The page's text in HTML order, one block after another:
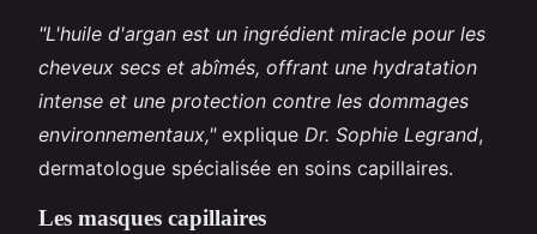
"L'huile d'argan est un ingrédient miracle pour les
cheveux secs et abîmés, offrant une hydratation
intense et une protection contre les dommages
environnementaux,"explique Dr. Sophie Legrand,
dermatologue spécialisée en soins capillaires.
Les masques capillaires